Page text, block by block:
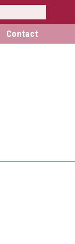
Contact